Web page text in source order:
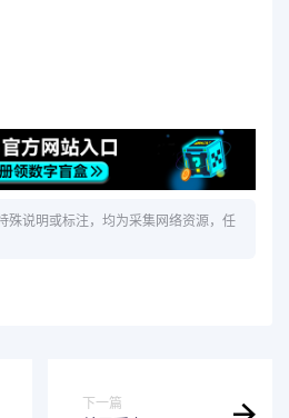
殊说明或标注，均为采集网络资源，任
下一篇